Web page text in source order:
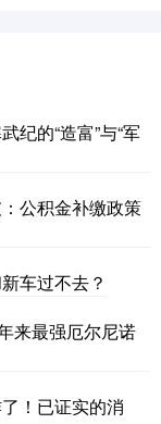
纪的“造富”与“军
公积金补缴政策
车过不去？
来最强厄尔尼诺
！已证实的消